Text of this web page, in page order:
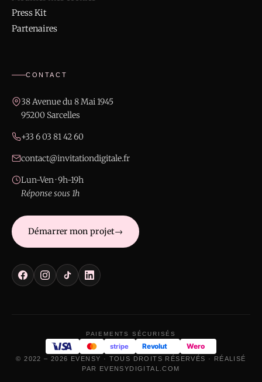
Press Kit
Partenaires
CONTACT
38 Avenue du 8 Mai 1945
95200 Sarcelles
+33 6 03 81 42 60
contact@invitationdigitale.fr
Lun-Ven · 9h-19h
Réponse sous 1h
Démarrer mon projet
PAIEMENTS SÉCURISÉS
stripe Revolut Wero
© 2022 – 2026 EVENSY · TOUS DROITS RÉSERVÉS · RÉALISÉ
PAR EVENSYDIGITAL.COM